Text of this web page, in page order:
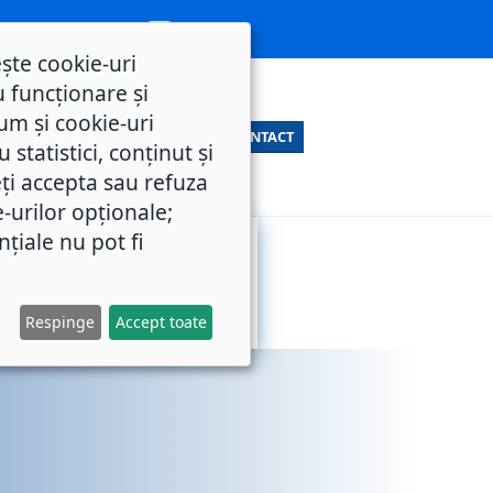
CONTACT
cookie-uri
funcționare și
și cookie-uri
statistici, conținut și
accepta sau refuza
urilor opționale;
nu pot fi
Respinge Accept toate